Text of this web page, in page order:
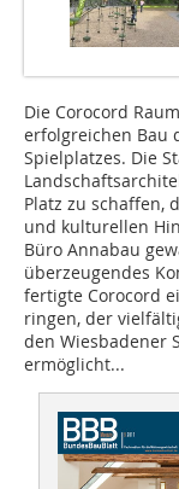
Die Corocord
erfolgreichen Bau
Spielplatzes. Die
Platz zu schaffen,
und kulturellen
Büro Annabau
überzeugendes
fertigte Corocord
ringen, der
den Wiesbadener
ermöglicht...